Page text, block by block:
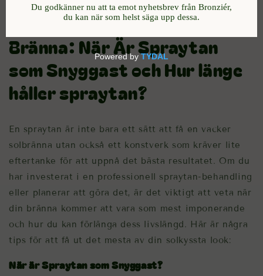
Njut av Din Strålande
Bränna: När Är Spraytan
som Snyggast och Hur länge
håller spraytan?
En spraytan är inte bara ett sätt att få en vacker
solbränna utan också ett konstverk som kräver lite
eftertanke för att uppnå det bästa resultatet. Om du
har investerat i en professionell spraytan-behandling
eller planerar att göra det, är det viktigt att veta när
din bränna kommer att vara som mest imponerande
och hur du kan förlänga dess livslängd. Här är några
tips för att få ut det mesta av din solkyssta look:
När är Spraytan som Snyggast?